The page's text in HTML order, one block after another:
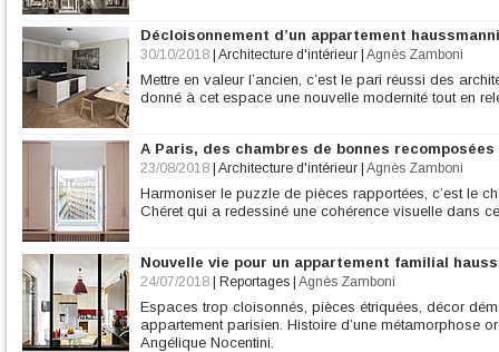
Décloisonnement d’un appartement
30/10/2018 Architecture d'intérieur Agnès Zamboni
Mettre en valeur l’ancien, c’est le pari réussi des
donné à cet espace une nouvelle modernité tout en
A Paris, des chambres de bonnes
23/08/2018 Architecture d'intérieur Agnès Zamboni
Harmoniser le puzzle de pièces rapportées, c’est le
Chéret qui a redessiné une cohérence visuelle dans
Nouvelle vie pour un appartement familial
24/07/2018 Reportages Agnès Zamboni
Espaces trop cloisonnés, pièces étriquées, décor
appartement parisien. Histoire d’une métamorphose
Angélique Nocentini.